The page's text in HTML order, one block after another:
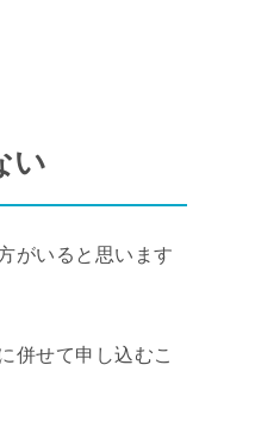
い
がいると思います
併せて申し込むこ